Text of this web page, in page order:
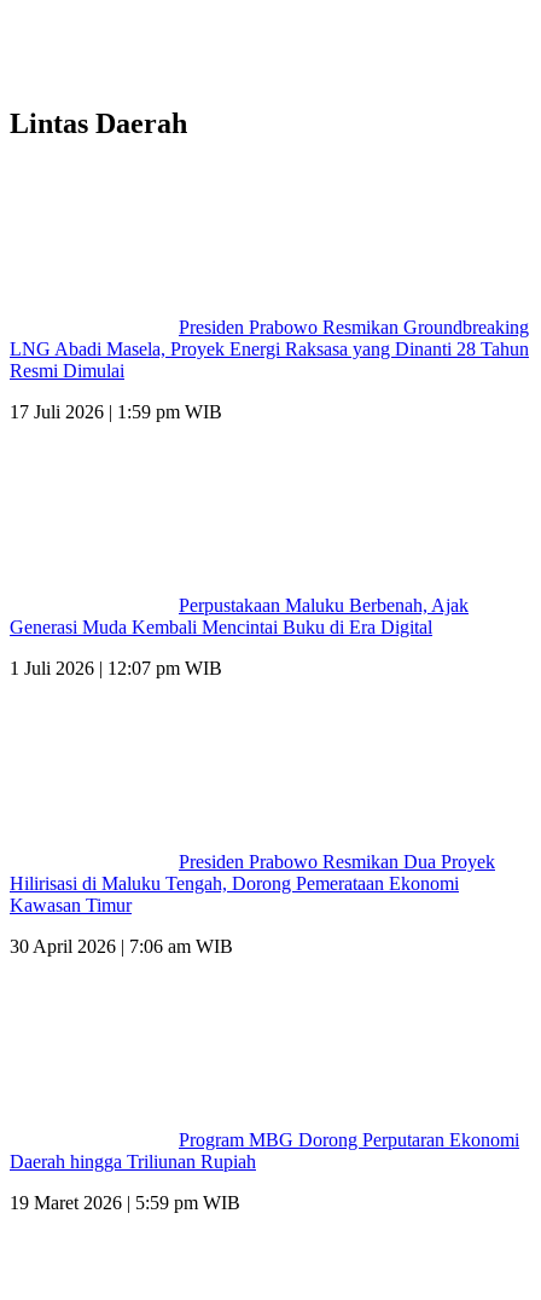
Lintas Daerah
Presiden Prabowo Resmikan Groundbreaking
LNG Abadi Masela, Proyek Energi Raksasa yang Dinanti 28 Tahun
Resmi Dimulai
17 Juli 2026 | 1:59 pm WIB
Perpustakaan Maluku Berbenah, Ajak
Generasi Muda Kembali Mencintai Buku di Era Digital
1 Juli 2026 | 12:07 pm WIB
Presiden Prabowo Resmikan Dua Proyek
Hilirisasi di Maluku Tengah, Dorong Pemerataan Ekonomi
Kawasan Timur
30 April 2026 | 7:06 am WIB
Program MBG Dorong Perputaran Ekonomi
Daerah hingga Triliunan Rupiah
19 Maret 2026 | 5:59 pm WIB